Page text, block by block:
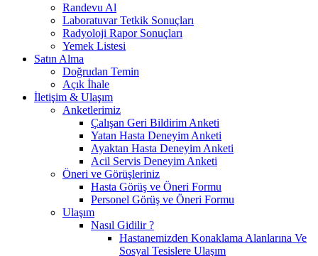
Randevu Al
Laboratuvar Tetkik Sonuçları
Radyoloji Rapor Sonuçları
Yemek Listesi
Satın Alma
Doğrudan Temin
Açık İhale
İletişim & Ulaşım
Anketlerimiz
Çalışan Geri Bildirim Anketi
Yatan Hasta Deneyim Anketi
Ayaktan Hasta Deneyim Anketi
Acil Servis Deneyim Anketi
Öneri ve Görüşleriniz
Hasta Görüş ve Öneri Formu
Personel Görüş ve Öneri Formu
Ulaşım
Nasıl Gidilir ?
Hastanemizden Konaklama Alanlarına Ve
Sosyal Tesislere Ulaşım